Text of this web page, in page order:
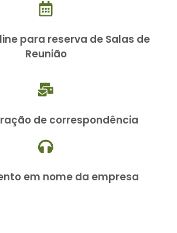
para reserva de Salas de
Reunião
de correspondência
em nome da empresa